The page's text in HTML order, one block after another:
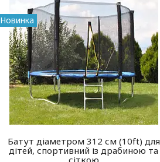
Новинка
Батут діаметром 312 см (10ft) для
дітей, спортивний із драбиною та
сіткою